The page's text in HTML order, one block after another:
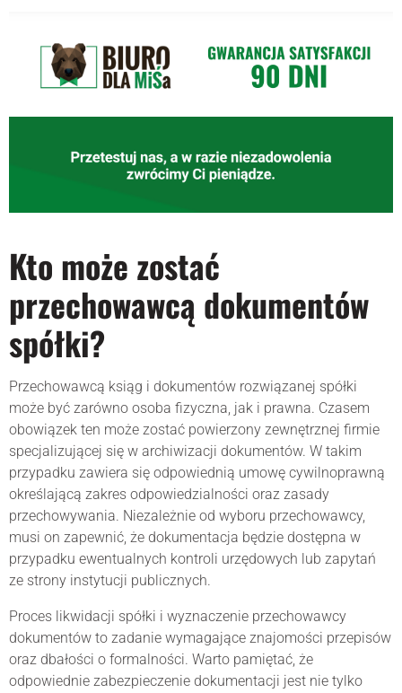
Kto może zostać
przechowawcą dokumentów
spółki?
Przechowawcą ksiąg i dokumentów rozwiązanej spółki
może być zarówno osoba fizyczna, jak i prawna. Czasem
obowiązek ten może zostać powierzony zewnętrznej firmie
specjalizującej się w archiwizacji dokumentów. W takim
przypadku zawiera się odpowiednią umowę cywilnoprawną
określającą zakres odpowiedzialności oraz zasady
przechowywania. Niezależnie od wyboru przechowawcy,
musi on zapewnić, że dokumentacja będzie dostępna w
przypadku ewentualnych kontroli urzędowych lub zapytań
ze strony instytucji publicznych.
Proces likwidacji spółki i wyznaczenie przechowawcy
dokumentów to zadanie wymagające znajomości przepisów
oraz dbałości o formalności. Warto pamiętać, że
odpowiednie zabezpieczenie dokumentacji jest nie tylko